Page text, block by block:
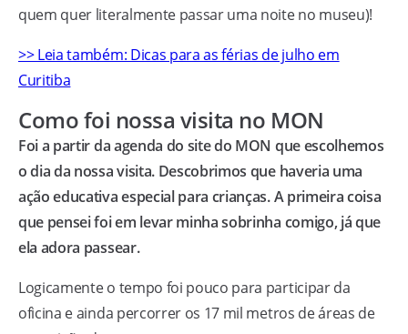
quem quer literalmente passar uma noite no museu)!
>> Leia também: Dicas para as férias de julho em
Curitiba
Como foi nossa visita no MON
Foi a partir da agenda do site do MON que escolhemos
o dia da nossa visita. Descobrimos que haveria uma
ação educativa especial para crianças. A primeira coisa
que pensei foi em levar minha sobrinha comigo, já que
ela adora passear.
Logicamente o tempo foi pouco para participar da
oficina e ainda percorrer os 17 mil metros de áreas de